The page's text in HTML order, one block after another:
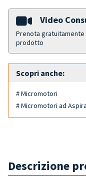
Video
Prenota gratuitamente
prodotto
Scopri anche:
# Micromotori
# Micromotori ad
Descrizione